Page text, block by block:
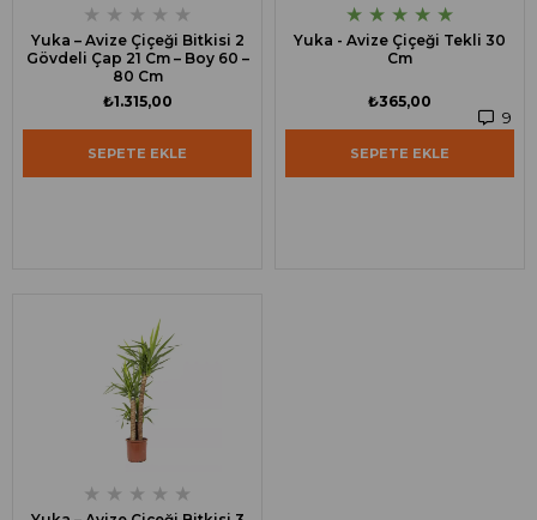
★ ★ ★ ★ ★
Yuka – Avize Çiçeği Bitkisi 2
Gövdeli Çap 21 Cm – Boy 60 –
80 Cm
₺1.315,00
SEPETE EKLE
★ ★ ★ ★ ★
Yuka - Avize Çiçeği Tekli 30
Cm
9
₺365,00
SEPETE EKLE
★ ★ ★ ★ ★